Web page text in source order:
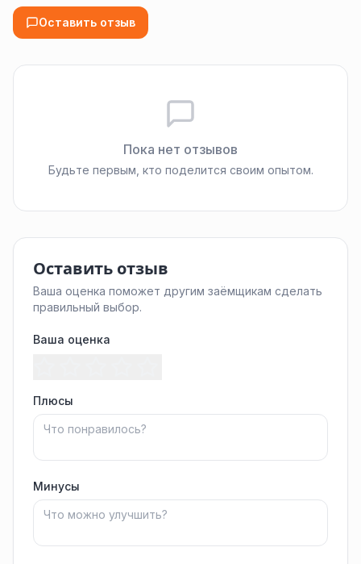
Оставить отзыв
Пока нет отзывов
Будьте первым, кто поделится своим опытом.
Оставить отзыв
Ваша оценка поможет другим заёмщикам сделать
правильный выбор.
Ваша оценка
Плюсы
Минусы